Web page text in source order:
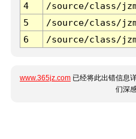
4
/source/class/
5
/source/class/
6
/source/class/
www.365jz.com 已经将此出错信息
们深